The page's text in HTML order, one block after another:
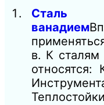
Сталь
ванадием
в. К сталям
относятся: